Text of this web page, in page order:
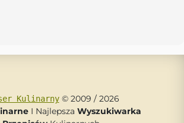
Kulinarny© 2009 / 2026
I Najlepsza Wyszukiwarka